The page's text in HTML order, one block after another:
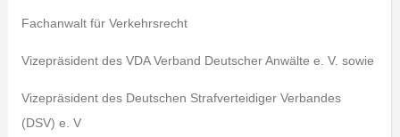
Fachanwalt für Verkehrsrecht
Vizepräsident des VDA Verband Deutscher Anwälte e. V. sowie
Vizepräsident des Deutschen Strafverteidiger Verbandes
(DSV) e. V